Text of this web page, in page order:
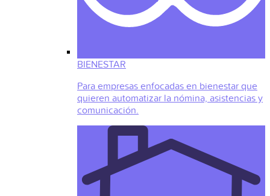
BIENESTAR
Para empresas enfocadas en bienestar que
quieren automatizar la nómina, asistencias y
comunicación.